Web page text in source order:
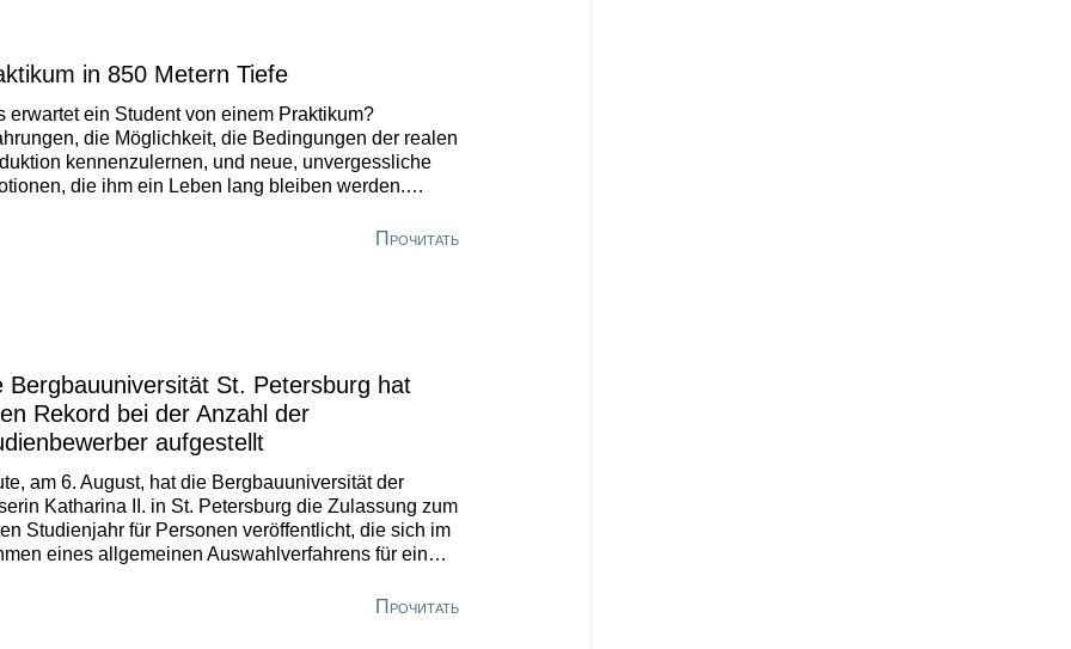
in 850 Metern Tiefe
erwartet ein Student von einem Praktikum?
die Möglichkeit, die Bedingungen der realen
kennenzulernen, und neue, unvergessliche
die ihm ein Leben lang bleiben werden.
Прочитать
Bergbauuniversität St. Petersburg hat
Rekord bei der Anzahl der
aufgestellt
am 6. August, hat die Bergbauuniversität der
Katharina II. in St. Petersburg die Zulassung zum
Studienjahr für Personen veröffentlicht, die sich im
eines allgemeinen Auswahlverfahrens für ein
die ihre Namen in dem Dokument gefunden
Прочитать